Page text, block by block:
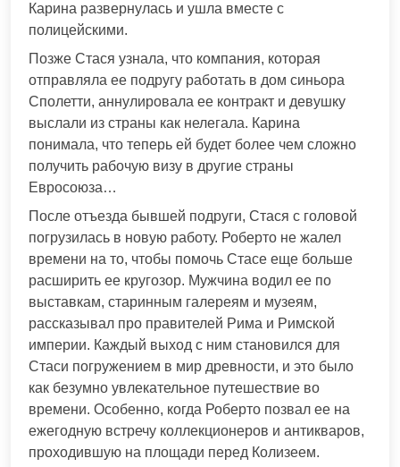
Карина развернулась и ушла вместе с
полицейскими.
Позже Стася узнала, что компания, которая
отправляла ее подругу работать в дом синьора
Сполетти, аннулировала ее контракт и девушку
выслали из страны как нелегала. Карина
понимала, что теперь ей будет более чем сложно
получить рабочую визу в другие страны
Евросоюза…
После отъезда бывшей подруги, Стася с головой
погрузилась в новую работу. Роберто не жалел
времени на то, чтобы помочь Стасе еще больше
расширить ее кругозор. Мужчина водил ее по
выставкам, старинным галереям и музеям,
рассказывал про правителей Рима и Римской
империи. Каждый выход с ним становился для
Стаси погружением в мир древности, и это было
как безумно увлекательное путешествие во
времени. Особенно, когда Роберто позвал ее на
ежегодную встречу коллекционеров и антикваров,
проходившую на площади перед Колизеем.